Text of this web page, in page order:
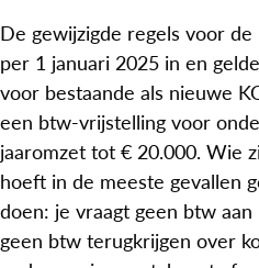
De gewijzigde regels voor
per 1 januari 2025 in en
voor bestaande als nieuwe
een btw-vrijstelling voor
jaaromzet tot € 20.000. Wie
hoeft in de meeste gevallen
doen: je vraagt geen btw
geen btw terugkrijgen over